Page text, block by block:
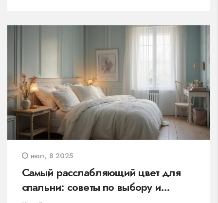
июл, 8 2025
Самый расслабляющий цвет для
спальни: советы по выбору и